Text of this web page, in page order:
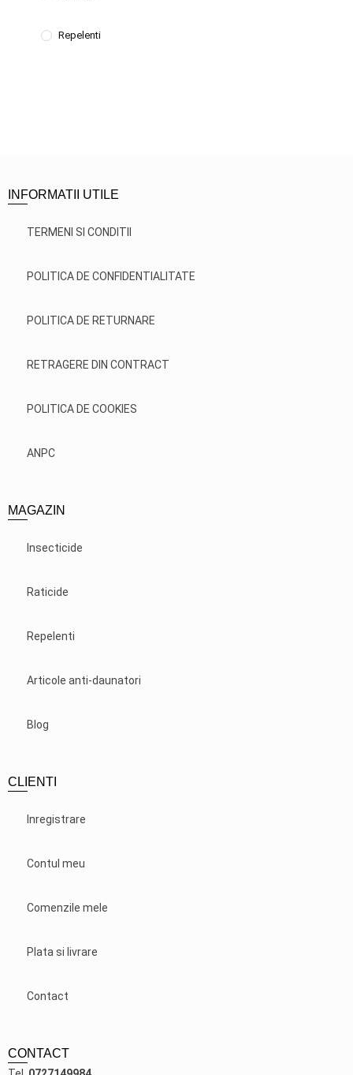
Repelenti
INFORMATII UTILE
TERMENI SI CONDITII
POLITICA DE CONFIDENTIALITATE
POLITICA DE RETURNARE
RETRAGERE DIN CONTRACT
POLITICA DE COOKIES
ANPC
MAGAZIN
Insecticide
Raticide
Repelenti
Articole anti-daunatori
Blog
CLIENTI
Inregistrare
Contul meu
Comenzile mele
Plata si livrare
Contact
CONTACT